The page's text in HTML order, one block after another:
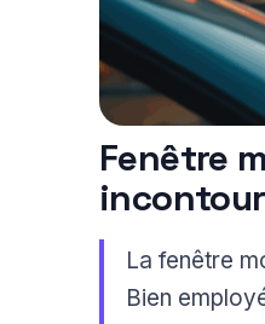
Fenêtre
La fenêtre
Bien